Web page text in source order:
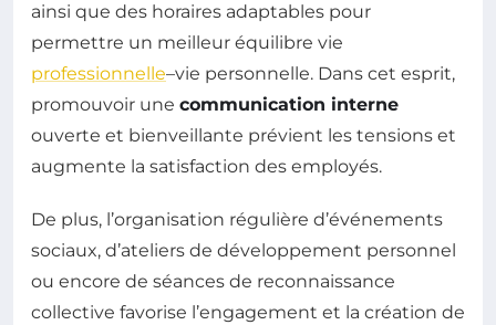
ainsi que des horaires adaptables pour
permettre un meilleur équilibre vie
professionnelle–vie personnelle. Dans cet esprit,
promouvoir une communication interne
ouverte et bienveillante prévient les tensions et
augmente la satisfaction des employés.
De plus, l’organisation régulière d’événements
sociaux, d’ateliers de développement personnel
ou encore de séances de reconnaissance
collective favorise l’engagement et la création de